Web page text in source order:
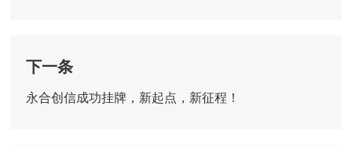
下一条
永合创信成功挂牌，新起点，新征程！